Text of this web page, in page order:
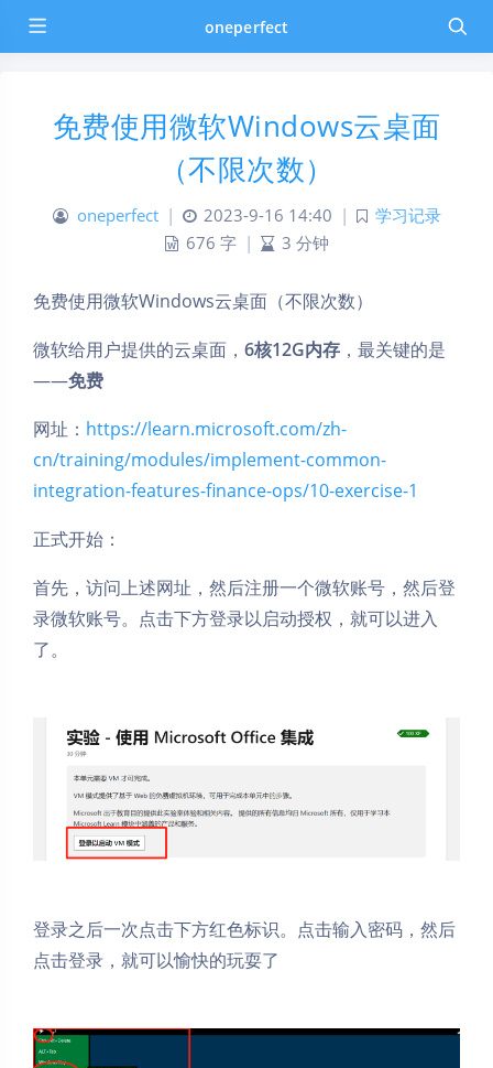
oneperfect
免费使用微软Windows云桌面
（不限次数）
oneperfect | 2023-9-16 14:40 |
学习记录
676 字 | 3 分钟
免费使用微软Windows云桌面（不限次数）
微软给用户提供的云桌面， 6核12G内存 ，最关键的是
——免费
网址： https://learn.microsoft.com/zh-
cn/training/modules/implement-common-
integration-features-finance-ops/10-exercise-1
正式开始：
首先，访问上述网址，然后注册一个微软账号，然后登
录微软账号。点击下方登录以启动授权，就可以进入
了。
登录之后一次点击下方红色标识。点击输入密码，然后
点击登录，就可以愉快的玩耍了